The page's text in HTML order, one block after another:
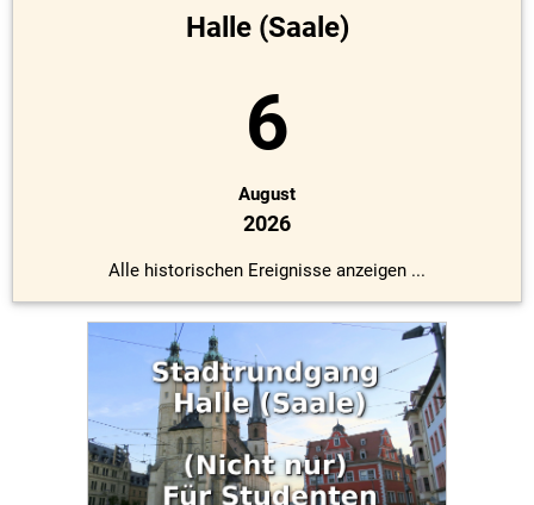
Halle (Saale)
6
August
2026
Alle historischen Ereignisse anzeigen ...